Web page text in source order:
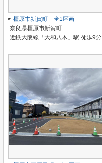
橿原市新賀町 全1区画
奈良県橿原市新賀町
近鉄大阪線「大和八木」駅 徒歩9分
-